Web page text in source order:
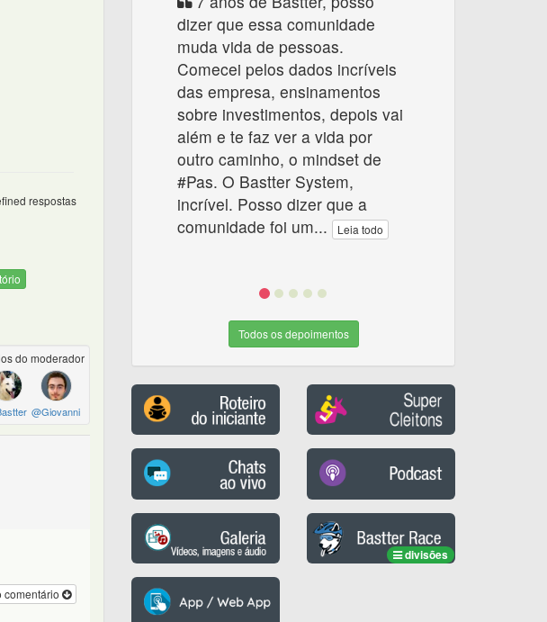
respostas
do moderador
@Giovanni
comentário
dizer que essa comunidade
muda vida de pessoas.
Comecei pelos dados incríveis
das empresa, ensinamentos
sobre investimentos, depois vai
além e te faz ver a vida por
outro caminho, o mindset de
#Pas. O Bastter System,
incrível. Posso dizer que a
comunidade foi um... Leia todo
Todos os depoimentos
divisões